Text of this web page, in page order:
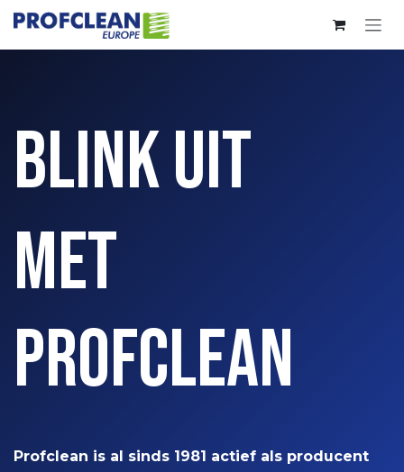
Overslaan naar inhoud
Blink uit
met
Profclean
Profclean is al sinds 1981 actief als producent